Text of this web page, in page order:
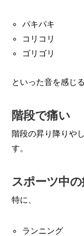
パキパキ
コリコリ
ゴリゴリ
といった音を感じ
階段で痛い
階段の昇り降りや
す。
スポーツ中
特に、
ランニング